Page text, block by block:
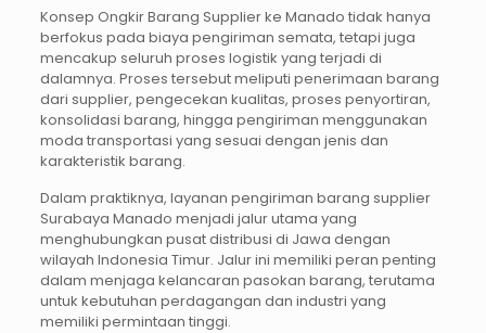
Konsep Ongkir Barang Supplier ke Manado tidak hanya
berfokus pada biaya pengiriman semata, tetapi juga
mencakup seluruh proses logistik yang terjadi di
dalamnya. Proses tersebut meliputi penerimaan barang
dari supplier, pengecekan kualitas, proses penyortiran,
konsolidasi barang, hingga pengiriman menggunakan
moda transportasi yang sesuai dengan jenis dan
karakteristik barang.
Dalam praktiknya, layanan pengiriman barang supplier
Surabaya Manado menjadi jalur utama yang
menghubungkan pusat distribusi di Jawa dengan
wilayah Indonesia Timur. Jalur ini memiliki peran penting
dalam menjaga kelancaran pasokan barang, terutama
untuk kebutuhan perdagangan dan industri yang
memiliki permintaan tinggi.